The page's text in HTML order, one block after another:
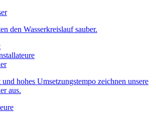
den Wasserkreislauf sauber.
hohes Umsetzungstempo zeichnen unsere
aus.